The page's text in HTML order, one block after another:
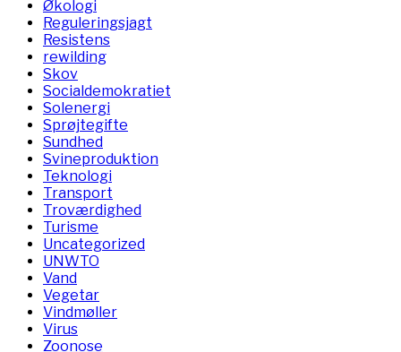
Økologi
Reguleringsjagt
Resistens
rewilding
Skov
Socialdemokratiet
Solenergi
Sprøjtegifte
Sundhed
Svineproduktion
Teknologi
Transport
Troværdighed
Turisme
Uncategorized
UNWTO
Vand
Vegetar
Vindmøller
Virus
Zoonose